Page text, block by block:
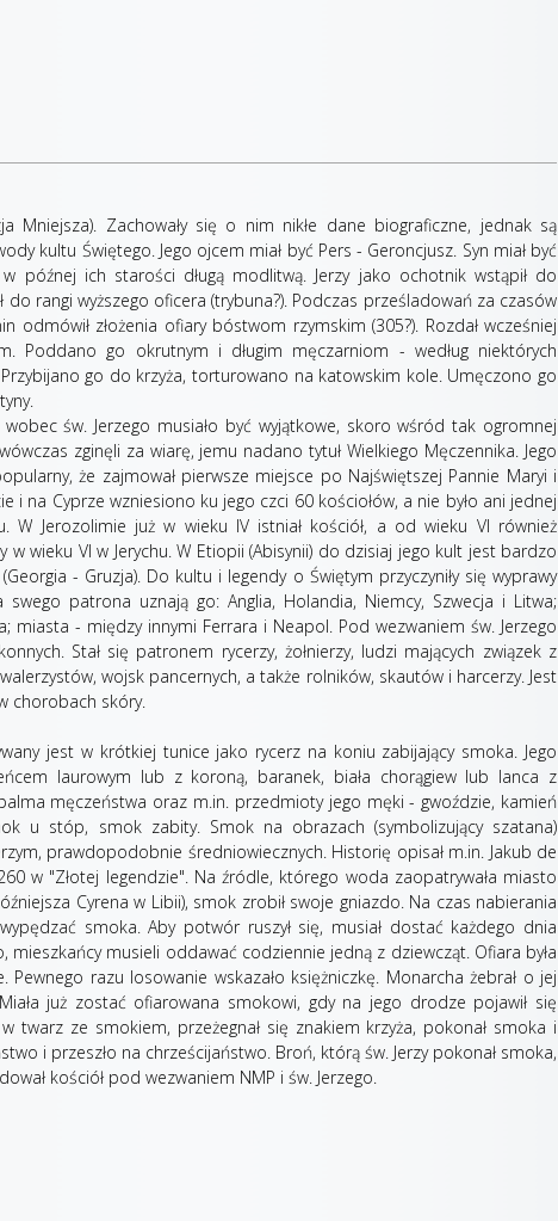
Mniejsza). Zachowały się o nim nikłe dane biograficzne, jednak są
kultu Świętego. Jego ojcem miał być Pers - Geroncjusz. Syn miał być
późnej ich starości długą modlitwą. Jerzy jako ochotnik wstąpił do
do rangi wyższego oficera (trybuna?). Podczas prześladowań za czasów
odmówił złożenia ofiary bóstwom rzymskim (305?). Rozdał wcześniej
Poddano go okrutnym i długim męczarniom - według niektórych
go do krzyża, torturowano na katowskim kole. Umęczono go
św. Jerzego musiało być wyjątkowe, skoro wśród tak ogromnej
zginęli za wiarę, jemu nadano tytuł Wielkiego Męczennika. Jego
że zajmował pierwsze miejsce po Najświętszej Pannie Maryi i
i na Cyprze wzniesiono ku jego czci 60 kościołów, a nie było ani jednej
W Jerozolimie już w wieku IV istniał kościół, a od wieku VI również
wieku VI w Jerychu. W Etiopii (Abisynii) do dzisiaj jego kult jest bardzo
- Gruzja). Do kultu i legendy o Świętym przyczyniły się wyprawy
patrona uznają go: Anglia, Holandia, Niemcy, Szwecja i Litwa;
miasta - między innymi Ferrara i Neapol. Pod wezwaniem św. Jerzego
Stał się patronem rycerzy, żołnierzy, ludzi mających związek z
wojsk pancernych, a także rolników, skautów i harcerzy. Jest
chorobach skóry.
jest w krótkiej tunice jako rycerz na koniu zabijający smoka. Jego
laurowym lub z koroną, baranek, biała chorągiew lub lanca z
męczeństwa oraz m.in. przedmioty jego męki - gwoździe, kamień
u stóp, smok zabity. Smok na obrazach (symbolizujący szatana)
prawdopodobnie średniowiecznych. Historię opisał m.in. Jakub de
w "Złotej legendzie". Na źródle, którego woda zaopatrywała miasto
Cyrena w Libii), smok zrobił swoje gniazdo. Na czas nabierania
smoka. Aby potwór ruszył się, musiał dostać każdego dnia
mieszkańcy musieli oddawać codziennie jedną z dziewcząt. Ofiara była
Pewnego razu losowanie wskazało księżniczkę. Monarcha żebrał o jej
już zostać ofiarowana smokowi, gdy na jego drodze pojawił się
w twarz ze smokiem, przeżegnał się znakiem krzyża, pokonał smoka i
i przeszło na chrześcijaństwo. Broń, którą św. Jerzy pokonał smoka,
kościół pod wezwaniem NMP i św. Jerzego.